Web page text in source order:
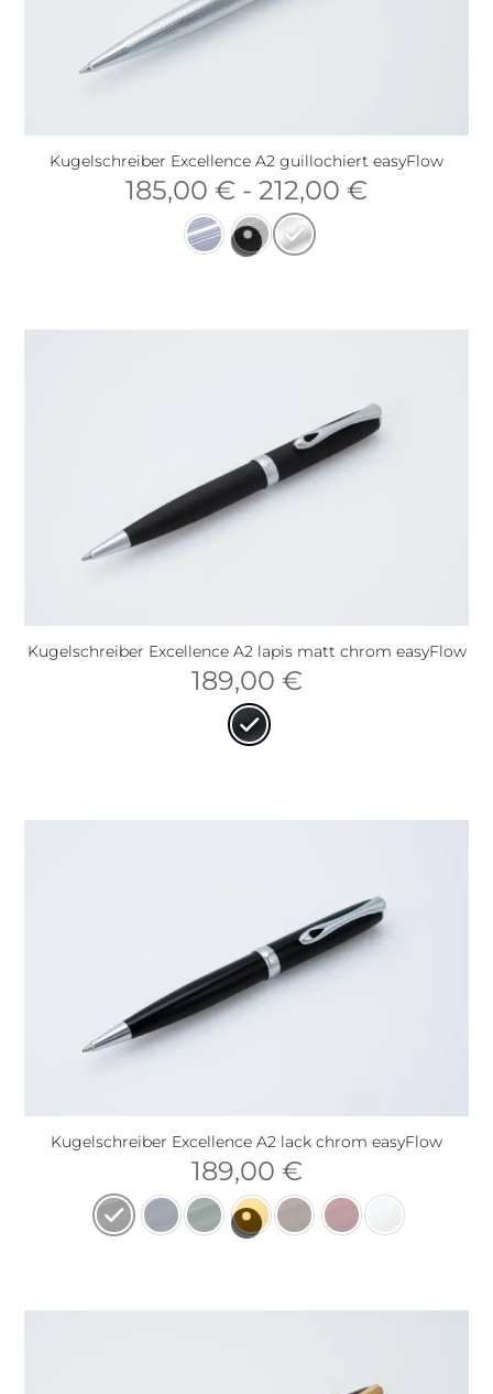
Kugelschreiber Excellence A2 guillochiert easyFlow
185,00 € - 212,00 €
Kugelschreiber Excellence A2 lapis matt chrom easyFlow
189,00 €
Kugelschreiber Excellence A2 lack chrom easyFlow
189,00 €